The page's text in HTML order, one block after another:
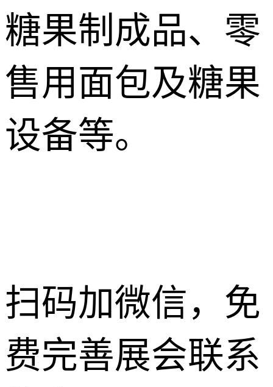
糖果制成品、零
售用面包及糖果
设备等。
扫码加微信，免
费完善展会联系